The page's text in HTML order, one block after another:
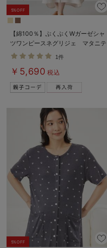
5%OFF
【綿100％】ぷくぷくWガーゼシャ
ツワンピースネグリジェ マタニテ
ィ・授乳パジャマ【出産後も長く着
1件
￥5,690 税込
5%OFF